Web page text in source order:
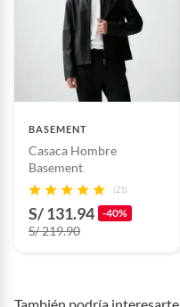
BASEMENT
Casaca Hombre
Basement
(21)
S/ 131.94 -40%
S/ 219.90
También podría interesarte